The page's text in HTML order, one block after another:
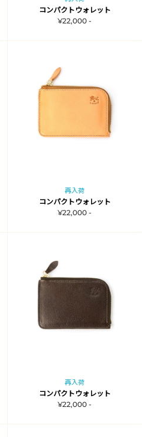
コンパクトウォレット
¥22,000 -
再入荷
コンパクトウォレット
¥22,000 -
再入荷
コンパクトウォレット
¥22,000 -